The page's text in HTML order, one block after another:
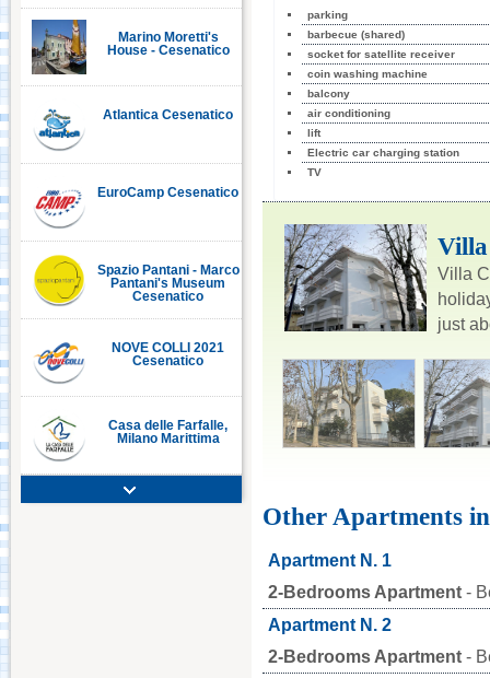
Marino Moretti's
House - Cesenatico
Atlantica Cesenatico
EuroCamp Cesenatico
Spazio Pantani - Marco
Pantani's Museum
Cesenatico
NOVE COLLI 2021
Cesenatico
Casa delle Farfalle,
Milano Marittima
Adriatic Golf Club
parking
barbecue (shared)
socket for satellite receiver
coin washing machine
balcony
air conditioning
lift
Electric car charging station
TV
Villa
just
Other Apartments
Apartment N. 1
2-Bedrooms Apartment -
Apartment N. 2
2-Bedrooms Apartment -